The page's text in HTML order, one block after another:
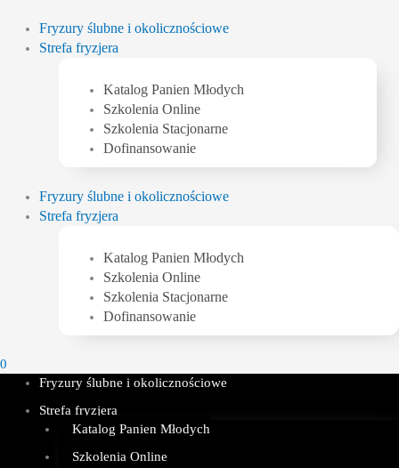
treści
Fryzury ślubne i okolicznościowe
Strefa fryzjera
Katalog Panien Młodych
Szkolenia Online
Szkolenia Stacjonarne
Dofinansowanie
Fryzury ślubne i okolicznościowe
Strefa fryzjera
Katalog Panien Młodych
Szkolenia Online
Szkolenia Stacjonarne
Dofinansowanie
0
Fryzury ślubne i okolicznościowe
Strefa fryzjera
Katalog Panien Młodych
Szkolenia Online